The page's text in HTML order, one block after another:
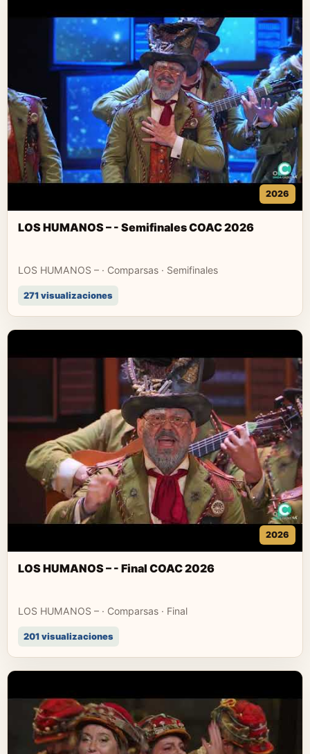
2026
LOS HUMANOS – - Semifinales COAC 2026
LOS HUMANOS – · Comparsas · Semifinales
271 visualizaciones
2026
LOS HUMANOS – - Final COAC 2026
LOS HUMANOS – · Comparsas · Final
201 visualizaciones